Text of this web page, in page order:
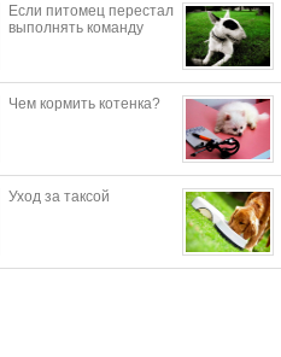
Если питомец перестал
выполнять команду
Чем кормить котенка?
Уход за таксой